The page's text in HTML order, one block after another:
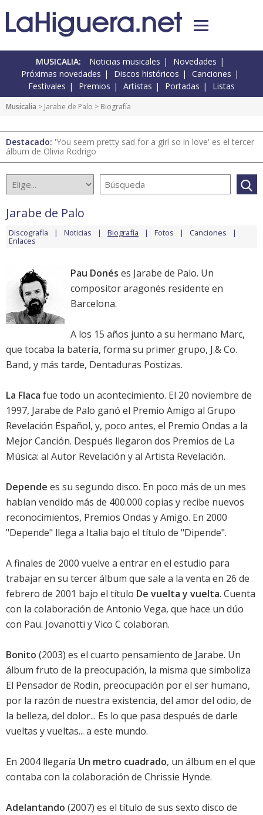
MUSICALIA: Noticias musicales
Novedades
Próximas novedades
Discos históricos
Canciones
Festivales
Premios Artistas Portadas Listas
Musicalia > Jarabe de Palo > Biografía
Destacado: 'You seem pretty sad for a girl so in love' es el tercer
álbum de Olivia Rodrigo
Jarabe de Palo
Discografía Noticias Biografía Fotos Canciones
Enlaces
Pau Donés es Jarabe de Palo. Un
compositor aragonés residente en
Barcelona.
A los 15 años junto a su hermano Marc,
que tocaba la batería, forma su primer grupo, J.& Co.
Band, y más tarde, Dentaduras Postizas.
La Flaca fue todo un acontecimiento. El 20 noviembre de
1997, Jarabe de Palo ganó el Premio Amigo al Grupo
Revelación Español, y, poco antes, el Premio Ondas a la
Mejor Canción. Después llegaron dos Premios de La
Música: al Autor Revelación y al Artista Revelación.
Depende es su segundo disco. En poco más de un mes
habían vendido más de 400.000 copias y recibe nuevos
reconocimientos, Premios Ondas y Amigo. En 2000
"Depende" llega a Italia bajo el título de "Dipende".
A finales de 2000 vuelve a entrar en el estudio para
trabajar en su tercer álbum que sale a la venta en 26 de
febrero de 2001 bajo el título De vuelta y vuelta. Cuenta
con la colaboración de Antonio Vega, que hace un dúo
con Pau. Jovanotti y Vico C colaboran.
Bonito (2003) es el cuarto pensamiento de Jarabe. Un
álbum fruto de la preocupación, la misma que simboliza
El Pensador de Rodin, preocupación por el ser humano,
por la razón de nuestra existencia, del amor del odio, de
la belleza, del dolor... Es lo que pasa después de darle
vueltas y vueltas... a este mundo.
En 2004 llegaría Un metro cuadrado, un álbum en el que
contaba con la colaboración de Chrissie Hynde.
Adelantando (2007) es el título de sus sexto disco de